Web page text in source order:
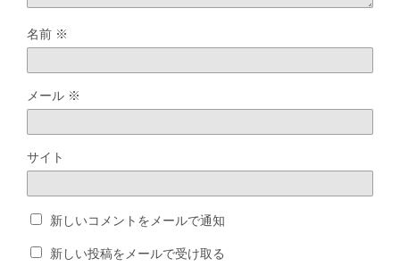
名前 ※
メール ※
サイト
新しいコメントをメールで通知
新しい投稿をメールで受け取る